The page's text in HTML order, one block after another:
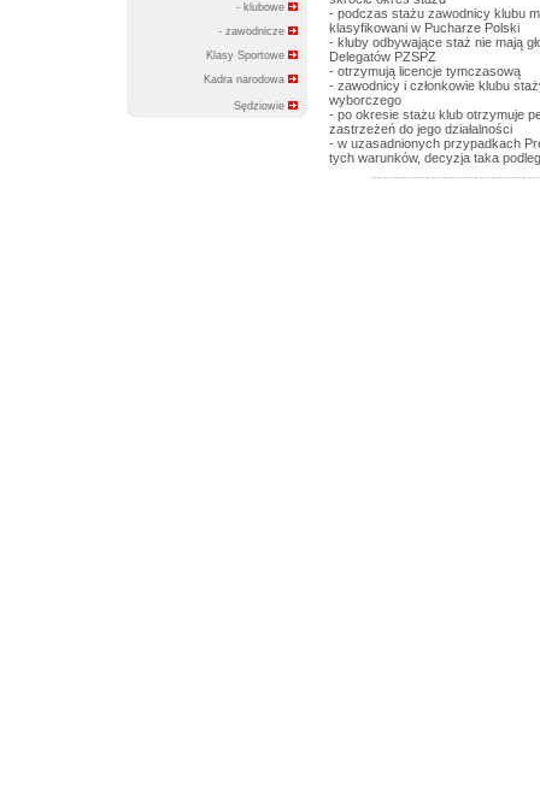
- klubowe
- zawodnicze
Klasy Sportowe
Kadra narodowa
Sędziowie
- podczas stażu zawodnicy klubu
klasyfikowani w Pucharze Polski
- kluby odbywające staż nie mają
Delegatów PZSPZ
- otrzymują licencje tymczasową
- zawodnicy i członkowie klubu
wyborczego
- po okresie stażu klub otrzymuje
zastrzeżeń do jego działalności
- w uzasadnionych przypadkach
tych warunków, decyzja taka